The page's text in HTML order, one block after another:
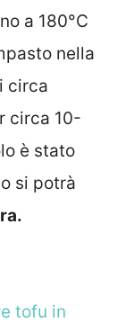
a 180°C
nella
circa
circa 10-
è stato
si potrà
tofu in